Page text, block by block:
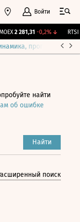
Войти
2 281,31 -0,2%↓ RTSI
прогнозы
найти
об ошибке
Найти
поиск